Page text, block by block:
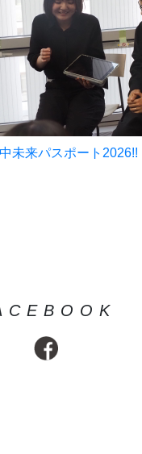
テック21様・岩手銀行